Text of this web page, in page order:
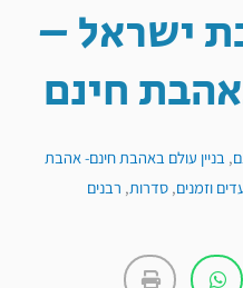
ישראל –
חינם
, בניין עולם באהבת חינם- אהבת
וזמנים, סדרות, רבנים